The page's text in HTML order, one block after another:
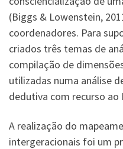
(Biggs & Lowenstein,
coordenadores. Para
criados três temas de
compilação de
utilizadas numa análise
dedutiva com recurso ao
A realização do
intergeracionais foi um